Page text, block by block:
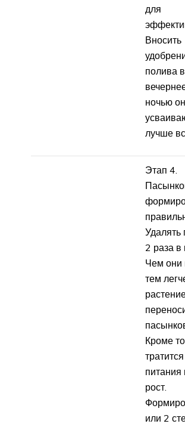
для
Вносить
полива в
ночью
лучше
Этап 4.
Удалять
2 раза в
Чем они
тем
Кроме
питания
рост.
или 2